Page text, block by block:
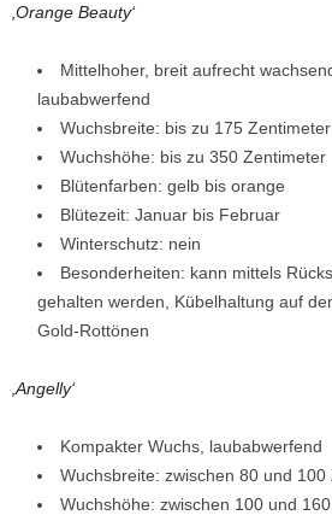
‚Orange Beauty‘
Mittelhoher, breit aufrecht
laubabwerfend
Wuchsbreite: bis zu 175 Zentimeter
Wuchshöhe: bis zu 350 Zentimeter
Blütenfarben: gelb bis orange
Blütezeit: Januar bis Februar
Winterschutz: nein
Besonderheiten: kann mittels
gehalten werden, Kübelhaltung auf
Gold-Rottönen
‚Angelly‘
Kompakter Wuchs, laubabwerfend
Wuchsbreite: zwischen 80 und 100
Wuchshöhe: zwischen 100 und